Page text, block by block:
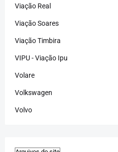
Viação Real
Viação Soares
Viação Timbira
VIPU - Viação Ipu
Volare
Volkswagen
Volvo